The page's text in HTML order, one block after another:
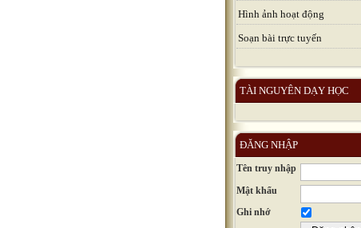
Hình ảnh hoạt động
Soạn bài trực tuyến
TÀI NGUYÊN DẠY HỌC
ĐĂNG NHẬP
Tên truy nhập
Mật khẩu
Ghi nhớ